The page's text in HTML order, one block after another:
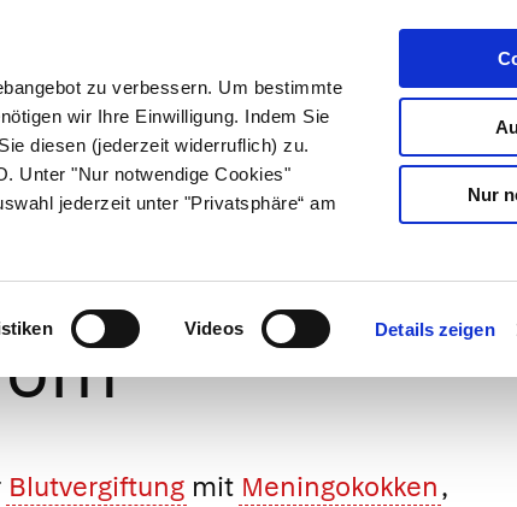
zu verbessern. Um bestimmte
wir Ihre Einwilligung. Indem Sie
diesen (jederzeit widerruflich) zu.
Unter "Nur notwendige Cookies"
jederzeit unter "Privatsphäre“ am
Videos Details zeigen
Nur
& Kind Gesund leben Über uns
Blutvergiftung mit Meningokokken,